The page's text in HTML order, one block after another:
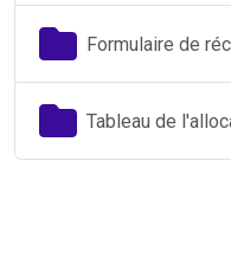
Formulaire de
Tableau de